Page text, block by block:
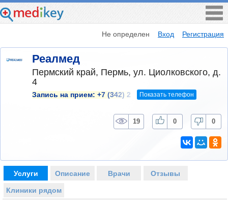
Не определен Вход Регистрация
Реалмед
Пермский край, Пермь, ул. Циолковского, д.
4
Запись на прием: +7 (342) 2 Показать телефон
19 0 0
Услуги Описание Врачи Отзывы
Клиники рядом